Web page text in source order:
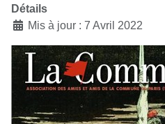
Détails
Mis à jour : 7 Avril 2022